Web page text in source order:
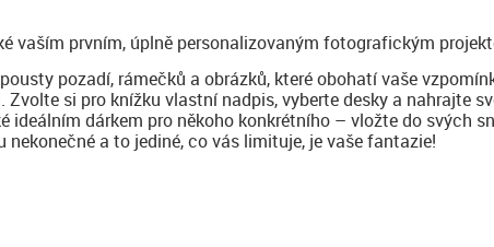
vaším prvním, úplně personalizovaným fotografickým
pozadí, rámečků a obrázků, které obohatí vaše
si pro knížku vlastní nadpis, vyberte desky a nahrajte
dárkem pro někoho konkrétního – vložte do svých
a to jediné, co vás limituje, je vaše fantazie!